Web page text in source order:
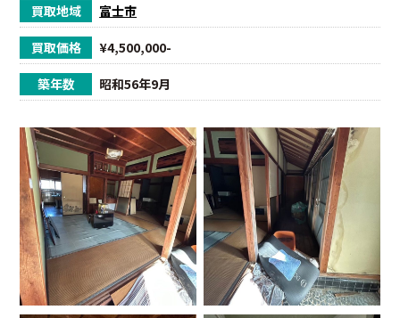
買取地域 富士市
買取価格 ¥4,500,000-
築年数 昭和56年9月